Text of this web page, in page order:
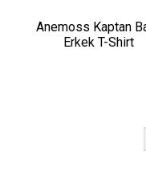
Anemoss Kaptan
Erkek T-Shirt